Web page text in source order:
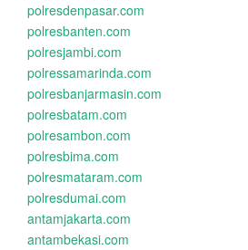
polresdenpasar.com
polresbanten.com
polresjambi.com
polressamarinda.com
polresbanjarmasin.com
polresbatam.com
polresambon.com
polresbima.com
polresmataram.com
polresdumai.com
antamjakarta.com
antambekasi.com